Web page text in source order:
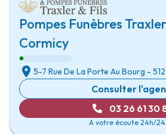
Pompes Funèbres
Cormicy
5-7 Rue De La Porte Au Bourg -
Consulter
03 26 61 30
A votre écoute 24h/24